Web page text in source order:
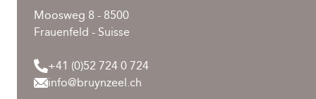
Moosweg 8 - 8500
Frauenfeld - Suisse
+41 (0)52 724 0 724
info@bruynzeel.ch